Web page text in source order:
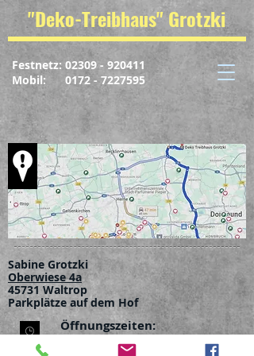
Festnetz: 02309 - 920411
Mobil: 0172 - 7227595
"Deko-Treibhaus" Grotzki
Sabine Grotzki
Oberwiese 4a
45731 Waltrop
Parkplätze auf dem Hof
Öffnungszeiten:
Mo. - Fr. von 10:00 - 18:00